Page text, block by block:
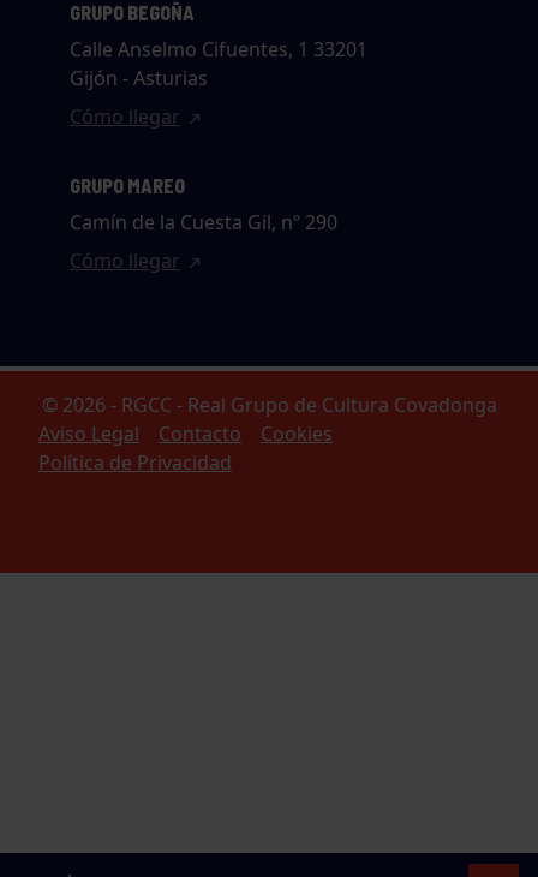
GRUPO BEGOÑA
Calle Anselmo Cifuentes, 1 33201
Gijón - Asturias
Cómo llegar
GRUPO MAREO
Camín de la Cuesta Gil, nº 290
Cómo llegar
© 2026 - RGCC - Real Grupo de Cultura Covadonga
Aviso Legal
Contacto
Cookies
Política de Privacidad